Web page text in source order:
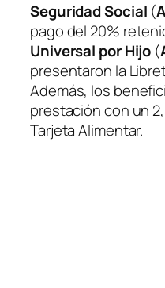
Seguridad Social (
pago del 20%
Universal por Hijo (
presentaron la
Además, los
prestación con un
Tarjeta Alimentar.